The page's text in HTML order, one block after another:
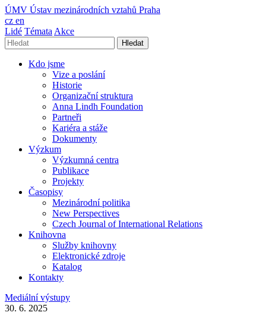
ÚMV Ústav mezinárodních vztahů Praha
cz en
Lidé Témata Akce
Hledat
Kdo jsme
Vize a poslání
Historie
Organizační struktura
Anna Lindh Foundation
Partneři
Kariéra a stáže
Dokumenty
Výzkum
Výzkumná centra
Publikace
Projekty
Časopisy
Mezinárodní politika
New Perspectives
Czech Journal of International Relations
Knihovna
Služby knihovny
Elektronické zdroje
Katalog
Kontakty
Mediální výstupy
30. 6. 2025